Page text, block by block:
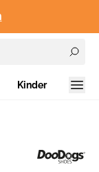
Kinder